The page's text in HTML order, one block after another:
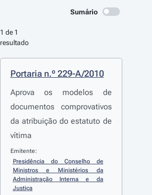
Sumário
1 de 1
resultado
Portaria n.º 229-A/2010
Aprova os modelos de
documentos comprovativos
da atribuição do estatuto de
vítima
Emitente:
Presidência do Conselho de
Ministros e Ministérios da
Administração Interna e da
Justiça